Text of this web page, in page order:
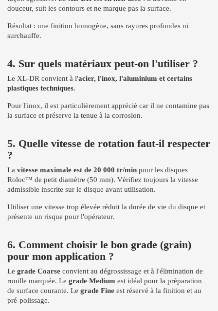
douceur, suit les contours et ne marque pas la surface.
Résultat : une finition homogène, sans rayures profondes ni
surchauffe.
4. Sur quels matériaux peut-on l'utiliser ?
Le XL-DR convient à l'acier, l'inox, l'aluminium et certains
plastiques techniques.
Pour l'inox, il est particulièrement apprécié car il ne contamine pas
la surface et préserve la tenue à la corrosion.
5. Quelle vitesse de rotation faut-il respecter
?
La vitesse maximale est de 20 000 tr/min pour les disques
Roloc™ de petit diamètre (50 mm). Vérifiez toujours la vitesse
admissible inscrite sur le disque avant utilisation.
Utiliser une vitesse trop élevée réduit la durée de vie du disque et
présente un risque pour l'opérateur.
6. Comment choisir le bon grade (grain)
pour mon application ?
Le grade Coarse convient au dégrossissage et à l'élimination de
rouille marquée. Le grade Medium est idéal pour la préparation
de surface courante. Le grade Fine est réservé à la finition et au
pré-polissage.